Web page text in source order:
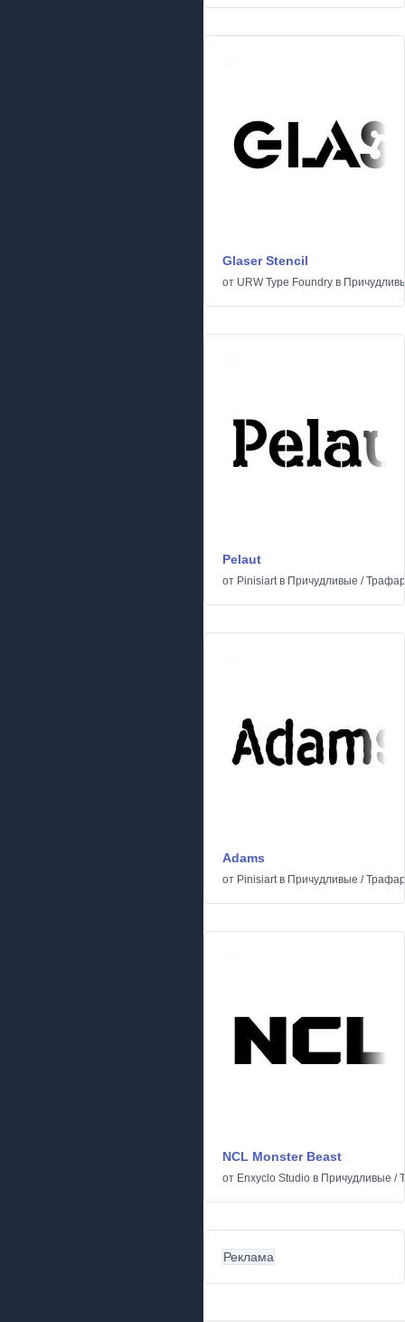
Glaser Stencil
от URW Type Foundry в
Pelaut
от Pinisiartв Причудливые /
Adams
от Pinisiartв Причудливые /
NCL Monster Beast
от Enxyclo Studio в Причудливые /
Реклама